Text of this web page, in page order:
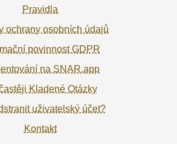
Pravidla
ochrany osobních údajů
povinnost GDPR
na SNAR.app
Kladené Otázky
uživatelský účet?
Kontakt